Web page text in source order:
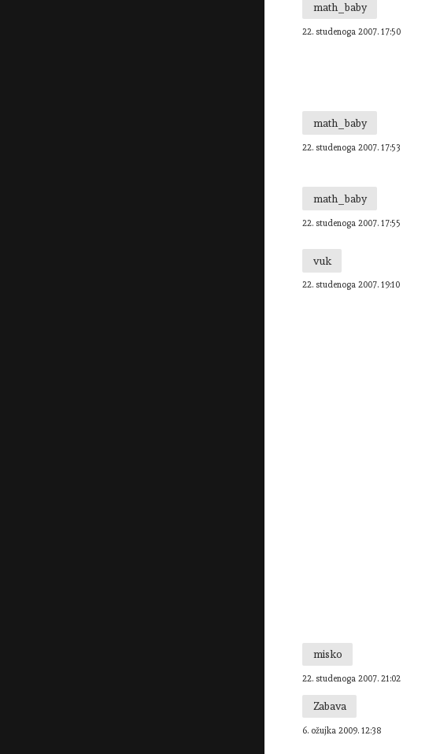
math_baby
22. studenoga 2007. 17:50
math_baby
22. studenoga 2007. 17:53
math_baby
22. studenoga 2007. 17:55
vuk
22. studenoga 2007. 19:10
misko
22. studenoga 2007. 21:02
Zabava
6. ožujka 2009. 12:38